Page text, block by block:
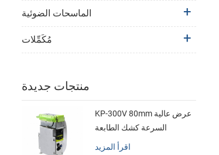
الماسحات الضوئية
مُكَمِّلات
منتجات جديدة
KP-300V 80mm عرض عالية
السرعة كشك الطابعة
الحرارية
اقرأ المزيد